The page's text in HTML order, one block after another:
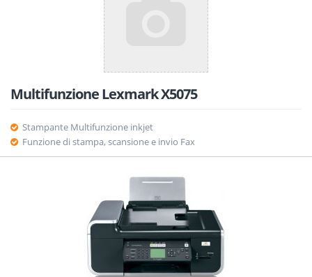
Multifunzione Lexmark X5075
Stampante Multifunzione inkjet
Funzione di stampa, scansione e invio Fax